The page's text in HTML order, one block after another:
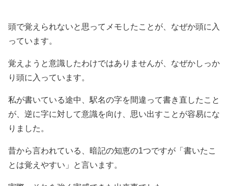
頭で覚えられないと思ってメモしたことが、なぜか頭に入
っています。
覚えようと意識したわけではありませんが、なぜかしっか
り頭に入っています。
私が書いている途中、駅名の字を間違って書き直したこと
が、逆に字に対して意識を向け、思い出すことが容易にな
りました。
昔から言われている、暗記の知恵の1つですが「書いたこ
とは覚えやすい」と言います。